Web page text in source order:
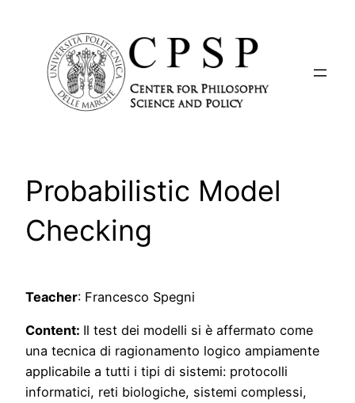
contenuto
Probabilistic Model
Checking
Teacher: Francesco Spegni
Content: Il test dei modelli si è affermato come
una tecnica di ragionamento logico ampiamente
applicabile a tutti i tipi di sistemi: protocolli
informatici, reti biologiche, sistemi complessi,